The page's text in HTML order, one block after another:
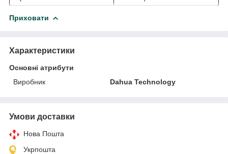
Приховати
Характеристики
Основні атрибути
Виробник
Dahua Technology
Умови доставки
Нова Пошта
Укрпошта